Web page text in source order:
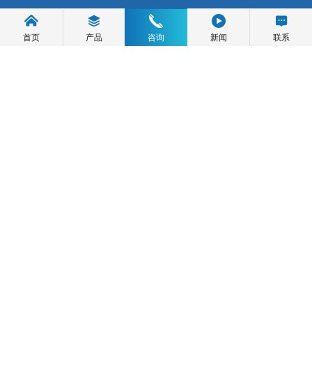
首页 产品 咨询 新闻 联系
关于俊源